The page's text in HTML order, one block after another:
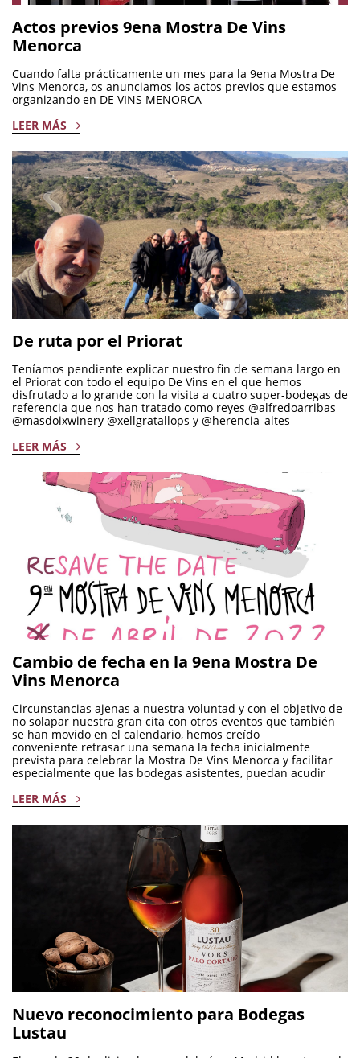
Actos previos 9ena Mostra De Vins
Menorca
Cuando falta prácticamente un mes para la 9ena Mostra De
Vins Menorca, os anunciamos los actos previos que estamos
organizando en DE VINS MENORCA
LEER MÁS
De ruta por el Priorat
Teníamos pendiente explicar nuestro fin de semana largo en
el Priorat con todo el equipo De Vins en el que hemos
disfrutado a lo grande con la visita a cuatro super-bodegas de
referencia que nos han tratado como reyes @alfredoarribas
@masdoixwinery @xellgratallops y @herencia_altes
LEER MÁS
Cambio de fecha en la 9ena Mostra De
Vins Menorca
Circunstancias ajenas a nuestra voluntad y con el objetivo de
no solapar nuestra gran cita con otros eventos que también
se han movido en el calendario, hemos creído
conveniente retrasar una semana la fecha inicialmente
prevista para celebrar la Mostra De Vins Menorca y facilitar
especialmente que las bodegas asistentes, puedan acudir
LEER MÁS
Nuevo reconocimiento para Bodegas
Lustau